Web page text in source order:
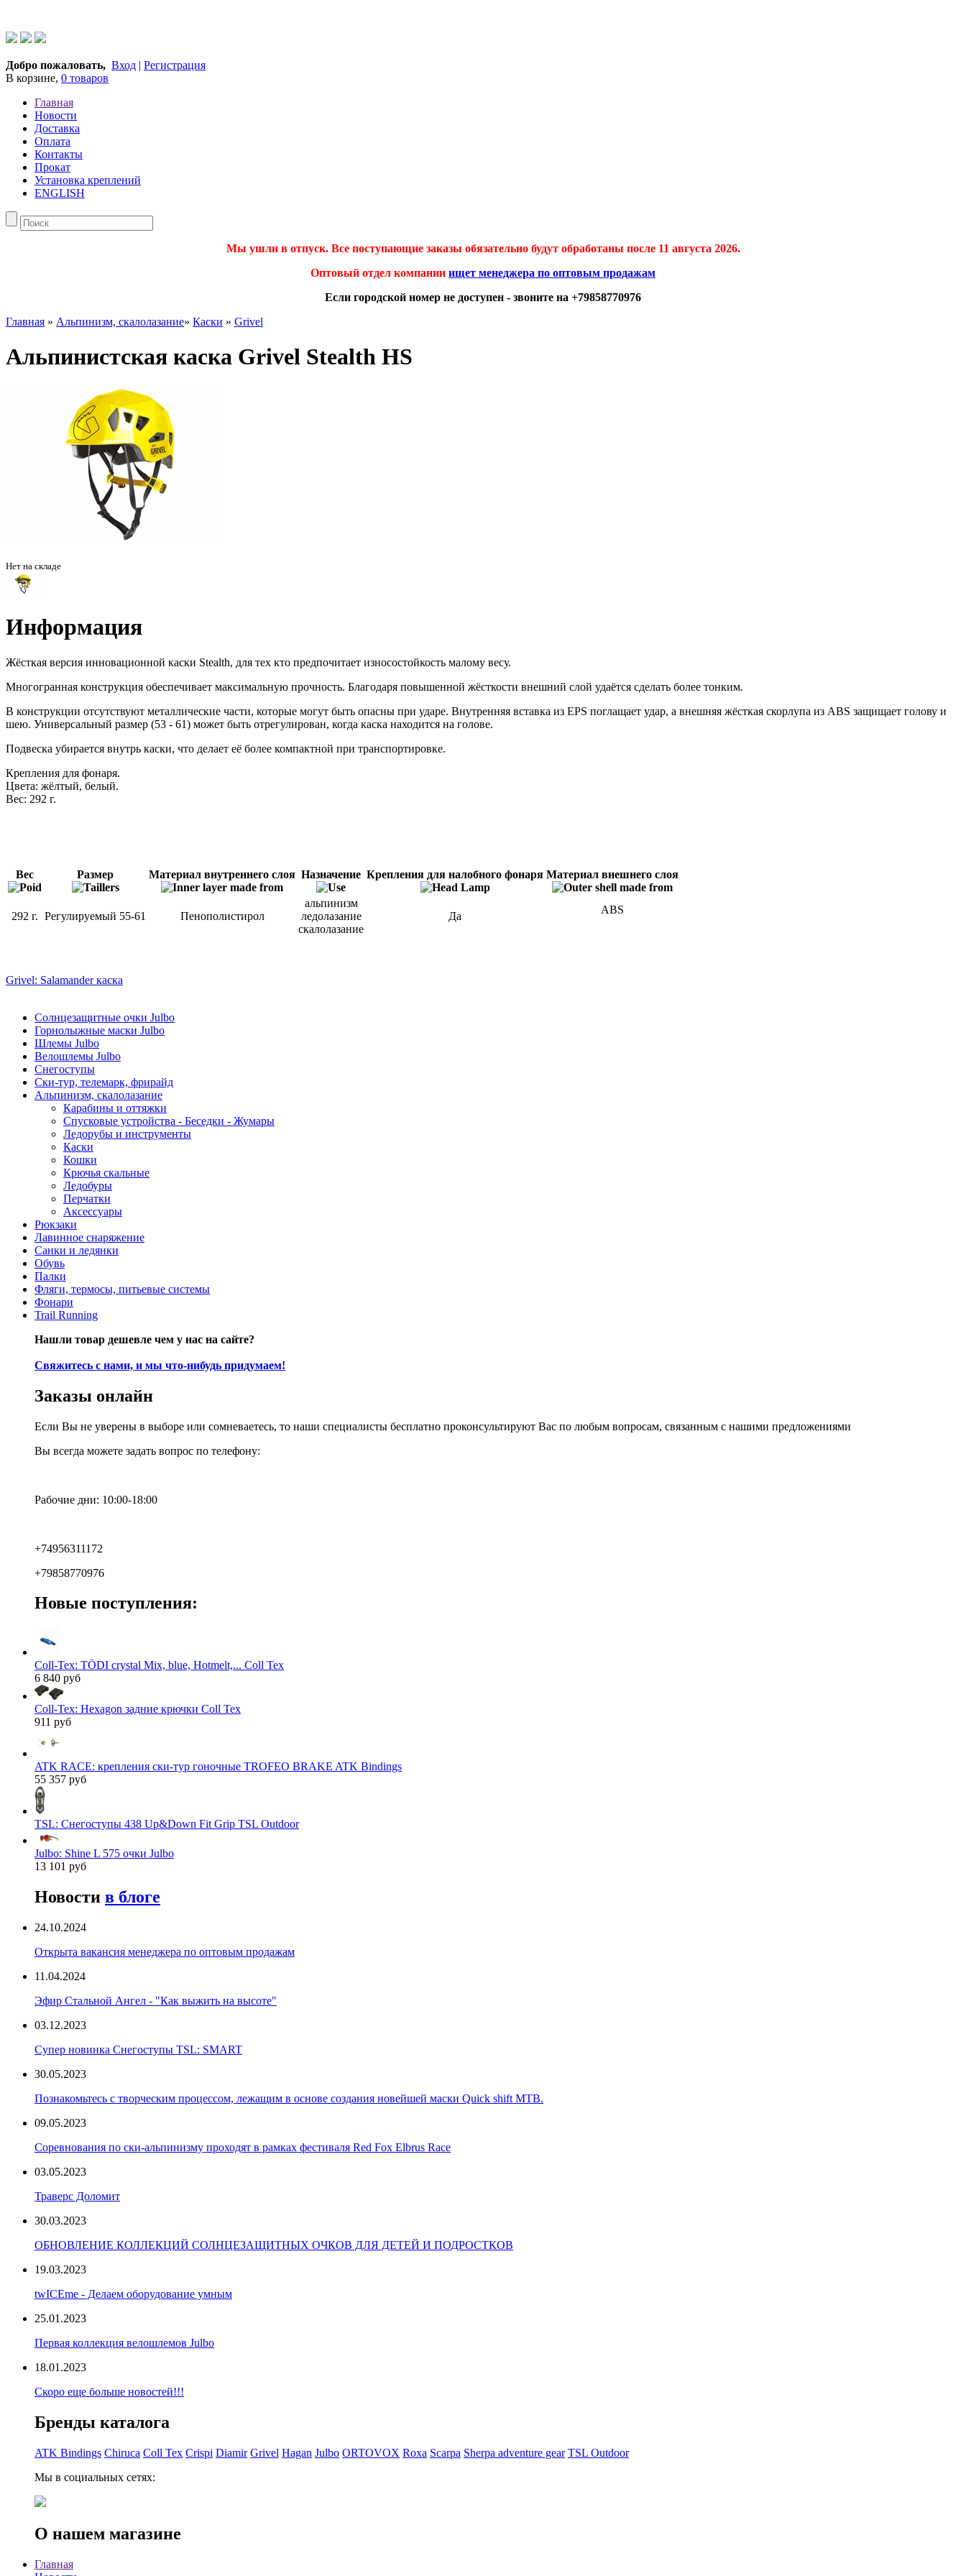
Добро пожаловать, Вход | Регистрация
В корзине, 0 товаров
Главная
Новости
Доставка
Оплата
Контакты
Прокат
Установка креплений
ENGLISH
Мы ушли в отпуск. Все поступающие заказы обязательно будут обработаны после 11 августа 2026.
Оптовый отдел компании ищет менеджера по оптовым продажам
Если городской номер не доступен - звоните на +79858770976
Главная » Альпинизм, скалолазание» Каски » Grivel
Альпинистская каска Grivel Stealth HS
Нет на складе
Информация
Жёсткая версия инновационной каски Stealth, для тех кто предпочитает износостойкость малому весу.
Многогранная конструкция обеспечивает максимальную прочность. Благодаря повышенной жёсткости внешний слой удаётся сделать более тонким.
В конструкции отсутствуют металлические части, которые могут быть опасны при ударе. Внутренняя вставка из EPS поглащает удар, а внешняя жёсткая скорлупа из ABS защищает голову и
шею. Универсальный размер (53 - 61) может быть отрегулирован, когда каска находится на голове.
Подвеска убирается внутрь каски, что делает её более компактной при транспортировке.
Крепления для фонаря.
Цвета: жёлтый, белый.
Вес: 292 г.
Вес Размер Материал внутреннего слоя Назначение Крепления для налобного фонаря Материал внешнего слоя
292 г. Регулируемый 55-61 Пенополистирол
альпинизм
ледолазание
скалолазание
Да
ABS
Grivel: Salamander каска
Солнцезащитные очки Julbo
Горнолыжные маски Julbo
Шлемы Julbo
Велошлемы Julbo
Снегоступы
Ски-тур, телемарк, фрирайд
Альпинизм, скалолазание
Карабины и оттяжки
Спусковые устройства - Беседки - Жумары
Ледорубы и инструменты
Каски
Кошки
Крючья скальные
Ледобуры
Перчатки
Аксессуары
Рюкзаки
Лавинное снаряжение
Санки и ледянки
Обувь
Палки
Фляги, термосы, питьевые системы
Фонари
Trail Running
Нашли товар дешевле чем у нас на сайте?
Свяжитесь с нами, и мы что-нибудь придумаем!
Заказы онлайн
Если Вы не уверены в выборе или сомневаетесь, то наши специалисты бесплатно проконсультируют Вас по любым вопросам, связанным с нашими предложениями
Вы всегда можете задать вопрос по телефону:
Рабочие дни: 10:00-18:00
+74956311172
+79858770976
Новые поступления:
Coll-Tex: TÖDI crystal Mix, blue, Hotmelt,... Coll Tex
6 840 руб
Coll-Tex: Hexagon задние крючки Coll Tex
911 руб
ATK RACE: крепления ски-тур гоночные TROFEO BRAKE ATK Bindings
55 357 руб
TSL: Снегоступы 438 Up&Down Fit Grip TSL Outdoor
Julbo: Shine L 575 очки Julbo
13 101 руб
Новости в блоге
24.10.2024
Открыта вакансия менеджера по оптовым продажам
11.04.2024
Эфир Стальной Ангел - "Как выжить на высоте"
03.12.2023
Супер новинка Снегоступы TSL: SMART
30.05.2023
Познакомьтесь с творческим процессом, лежащим в основе создания новейшей маски Quick shift MTB.
09.05.2023
Соревнования по ски-альпинизму проходят в рамках фестиваля Red Fox Elbrus Race
03.05.2023
Траверс Доломит
30.03.2023
ОБНОВЛЕНИЕ КОЛЛЕКЦИЙ СОЛНЦЕЗАЩИТНЫХ ОЧКОВ ДЛЯ ДЕТЕЙ И ПОДРОСТКОВ
19.03.2023
twICEme - Делаем оборудование умным
25.01.2023
Первая коллекция велошлемов Julbo
18.01.2023
Скоро еще больше новостей!!!
Бренды каталога
ATK Bindings Chiruca Coll Tex Crispi Diamir Grivel Hagan Julbo ORTOVOX Roxa Scarpa Sherpa adventure gear TSL Outdoor
Мы в социальных сетях:
О нашем магазине
Главная